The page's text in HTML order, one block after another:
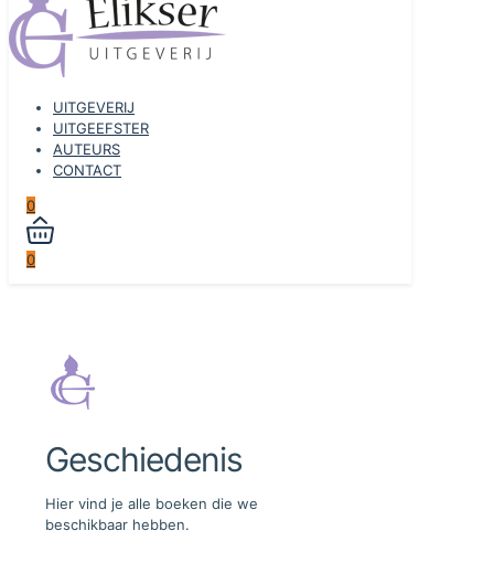
UITGEVERIJ
UITGEEFSTER
AUTEURS
CONTACT
0
0
Geschiedenis
Hier vind je alle boeken die we
beschikbaar hebben.